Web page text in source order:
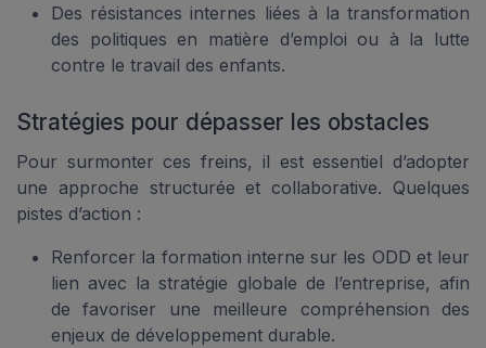
Des résistances internes liées à la transformation
des politiques en matière d’emploi ou à la lutte
contre le travail des enfants.
Stratégies pour dépasser les obstacles
Pour surmonter ces freins, il est essentiel d’adopter
une approche structurée et collaborative. Quelques
pistes d’action :
Renforcer la formation interne sur les ODD et leur
lien avec la stratégie globale de l’entreprise, afin
de favoriser une meilleure compréhension des
enjeux de développement durable.